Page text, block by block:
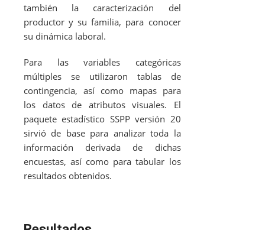
también la caracterización del
productor y su familia, para conocer
su dinámica laboral.
Para las variables categóricas
múltiples se utilizaron tablas de
contingencia, así como mapas para
los datos de atributos visuales. El
paquete estadístico SSPP versión 20
sirvió de base para analizar toda la
información derivada de dichas
encuestas, así como para tabular los
resultados obtenidos.